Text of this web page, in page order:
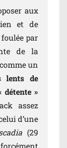
aux
et de
par
de la
un
lents de
détente »
assez
d’une
(29